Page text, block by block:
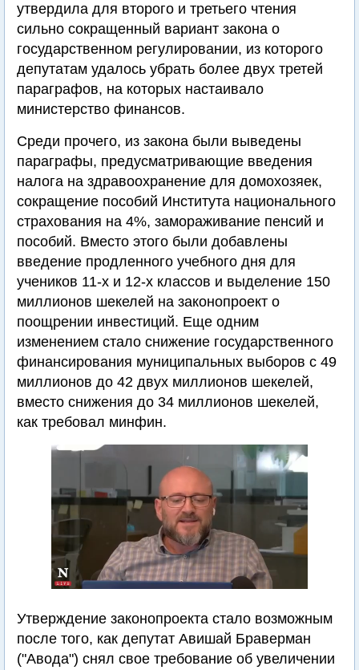
утвердила для второго и третьего чтения
сильно сокращенный вариант закона о
государственном регулировании, из которого
депутатам удалось убрать более двух третей
параграфов, на которых настаивало
министерство финансов.
Среди прочего, из закона были выведены
параграфы, предусматривающие введения
налога на здравоохранение для домохозяек,
сокращение пособий Института национального
страхования на 4%, замораживание пенсий и
пособий. Вместо этого были добавлены
введение продленного учебного дня для
учеников 11-х и 12-х классов и выделение 150
миллионов шекелей на законопроект о
поощрении инвестиций. Еще одним
изменением стало снижение государственного
финансирования муниципальных выборов с 49
миллионов до 42 двух миллионов шекелей,
вместо снижения до 34 миллионов шекелей,
как требовал минфин.
Утверждение законопроекта стало возможным
после того, как депутат Авишай Браверман
("Авода") снял свое требование об увеличении